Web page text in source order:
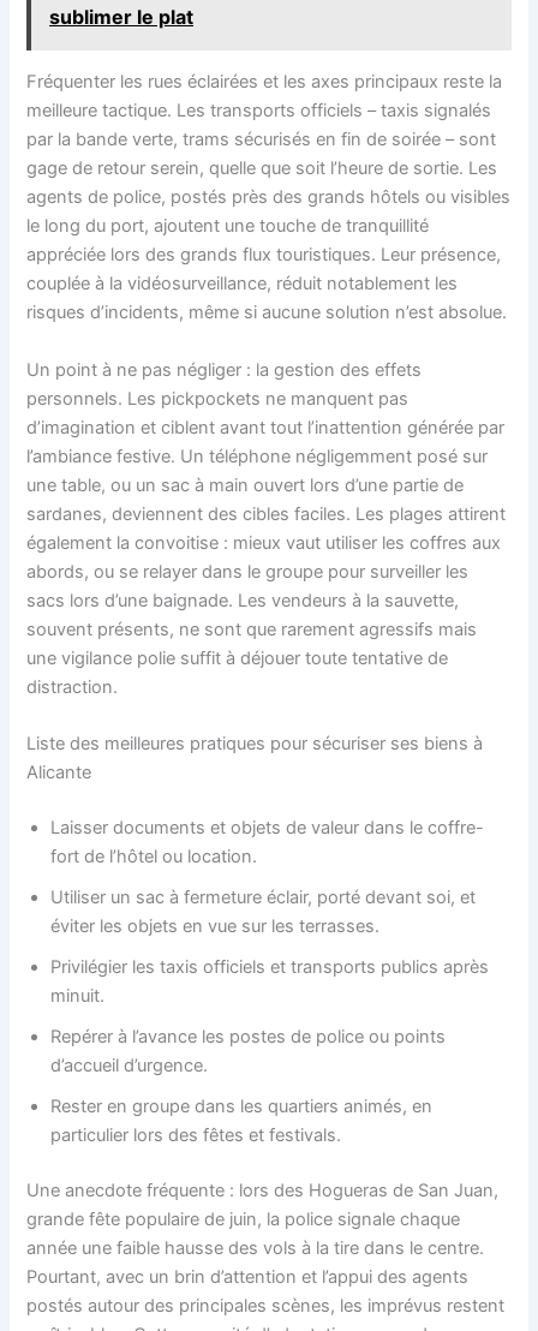
sublimer le plat
Fréquenter les rues éclairées et les axes principaux reste la
meilleure tactique. Les transports officiels – taxis signalés
par la bande verte, trams sécurisés en fin de soirée – sont
gage de retour serein, quelle que soit l’heure de sortie. Les
agents de police, postés près des grands hôtels ou visibles
le long du port, ajoutent une touche de tranquillité
appréciée lors des grands flux touristiques. Leur présence,
couplée à la vidéosurveillance, réduit notablement les
risques d’incidents, même si aucune solution n’est absolue.
Un point à ne pas négliger : la gestion des effets
personnels. Les pickpockets ne manquent pas
d’imagination et ciblent avant tout l’inattention générée par
l’ambiance festive. Un téléphone négligemment posé sur
une table, ou un sac à main ouvert lors d’une partie de
sardanes, deviennent des cibles faciles. Les plages attirent
également la convoitise : mieux vaut utiliser les coffres aux
abords, ou se relayer dans le groupe pour surveiller les
sacs lors d’une baignade. Les vendeurs à la sauvette,
souvent présents, ne sont que rarement agressifs mais
une vigilance polie suffit à déjouer toute tentative de
distraction.
Liste des meilleures pratiques pour sécuriser ses biens à
Alicante
Laisser documents et objets de valeur dans le coffre-
fort de l’hôtel ou location.
Utiliser un sac à fermeture éclair, porté devant soi, et
éviter les objets en vue sur les terrasses.
Privilégier les taxis officiels et transports publics après
minuit.
Repérer à l’avance les postes de police ou points
d’accueil d’urgence.
Rester en groupe dans les quartiers animés, en
particulier lors des fêtes et festivals.
Une anecdote fréquente : lors des Hogueras de San Juan,
grande fête populaire de juin, la police signale chaque
année une faible hausse des vols à la tire dans le centre.
Pourtant, avec un brin d’attention et l’appui des agents
postés autour des principales scènes, les imprévus restent